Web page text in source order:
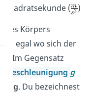
(
)
eines Körpers
, egal wo sich der
Im Gegensatz
g
. Du bezeichnest